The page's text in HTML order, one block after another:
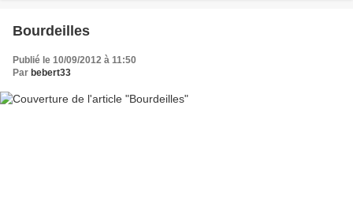
Bourdeilles
Publié le 10/09/2012 à 11:50
Par bebert33